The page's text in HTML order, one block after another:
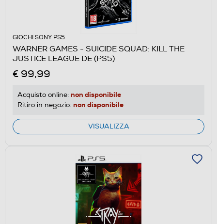
GIOCHI SONY PS5
WARNER GAMES - SUICIDE SQUAD: KILL THE
JUSTICE LEAGUE DE (PS5)
€ 99,99
Acquisto online: non disponibile
Ritiro in negozio: non disponibile
VISUALIZZA